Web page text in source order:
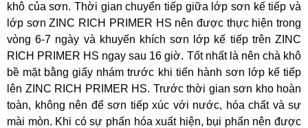
khô của sơn. Thời gian chuyển tiếp giữa lớp sơn kế tiếp và
lớp sơn ZINC RICH PRIMER HS nên được thực hiện trong
vòng 6-7 ngày và khuyến khích sơn lớp kế tiếp trên ZINC
RICH PRIMER HS ngay sau 16 giờ. Tốt nhất là nên chà khô
bề mặt bằng giấy nhám trước khi tiến hành sơn lớp kế tiếp
lên ZINC RICH PRIMER HS. Trước thời gian sơn kho hoàn
toàn, không nên để sơn tiếp xúc với nước, hóa chất và sự
mài mòn. Khi có sự phấn hóa xuất hiện, bụi phấn nên được